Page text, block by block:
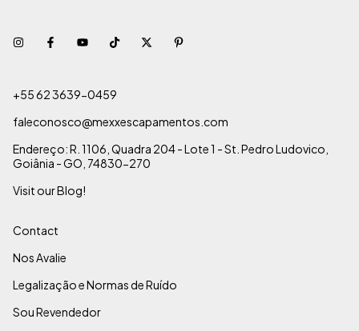
+55 62 3639-0459
faleconosco@mexxescapamentos.com
Endereço: R. 1106, Quadra 204 - Lote 1 - St. Pedro Ludovico,
Goiânia - GO, 74830-270
Visit our Blog!
Contact
Nos Avalie
Legalização e Normas de Ruído
Sou Revendedor